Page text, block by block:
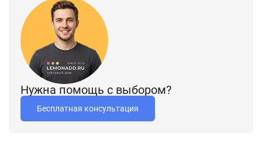
более прочного крепления. Цвет: графит. В комплектацию
входят: ответная планка с декоративной вставкой и
крепежная фурнитура в цвет изделия.
Нужна помощь с выбором?
Бесплатная консультация